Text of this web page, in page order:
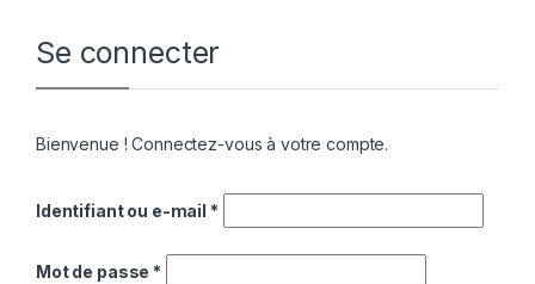
Se connecter
Bienvenue ! Connectez-vous à votre compte.
Identifiant ou e-mail *
Mot de passe *